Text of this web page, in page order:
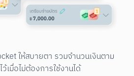
ให้สบายตา รวมจำนวนเงินตาม
เมื่อไม่ต้องการใช้งานได้